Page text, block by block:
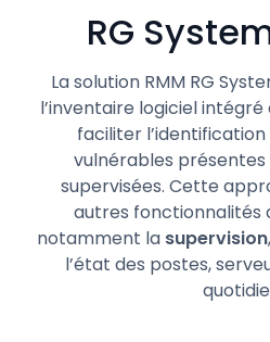
RG
La solution RMM RG
l’inventaire logiciel
faciliter
vulnérables présentes
supervisées. Cette
autres fonctionnalités
notamment la supervision
l’état des postes,